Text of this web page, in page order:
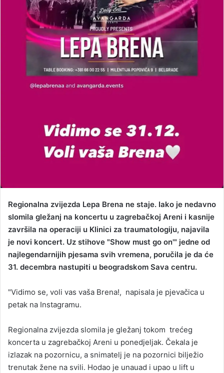
Regionalna zvijezda Lepa Brena ne staje. Iako je nedavno
slomila gležanj na koncertu u zagrebačkoj Areni i kasnije
završila na operaciji u Klinici za traumatologiju, najavila
je novi koncert. Uz stihove "Show must go on'" jedne od
najlegendarnijih pjesama svih vremena, poručila je da će
31. decembra nastupiti u beogradskom Sava centru.
"Vidimo se, voli vas vaša Brena!, napisala je pjevačica u
petak na Instagramu.
Regionalna zvijezda slomila je gležanj tokom trećeg
koncerta u zagrebačkoj Areni u ponedjeljak. Čekala je
izlazak na pozornicu, a snimatelj je na pozornici bilježio
trenutak žene na svili. Hodao je unauad i upao u lift u